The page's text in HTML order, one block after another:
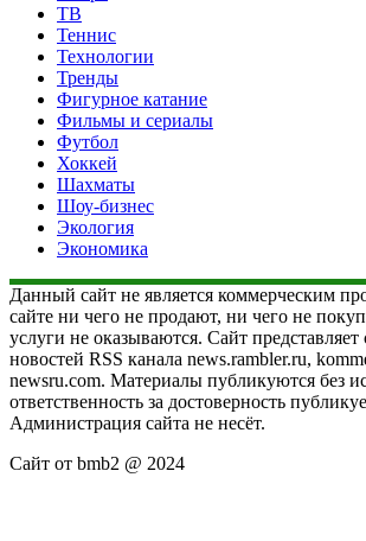
ТВ
Теннис
Технологии
Тренды
Фигурное катание
Фильмы и сериалы
Футбол
Хоккей
Шахматы
Шоу-бизнес
Экология
Экономика
Данный сайт не является коммерческим
сайте ни чего не продают, ни чего не
услуги не оказываются. Сайт представляет
новостей RSS канала news.rambler.ru,
newsru.com. Материалы публикуются без
ответственность за достоверность
Администрация сайта не несёт.
Сайт от bmb2 @ 2024